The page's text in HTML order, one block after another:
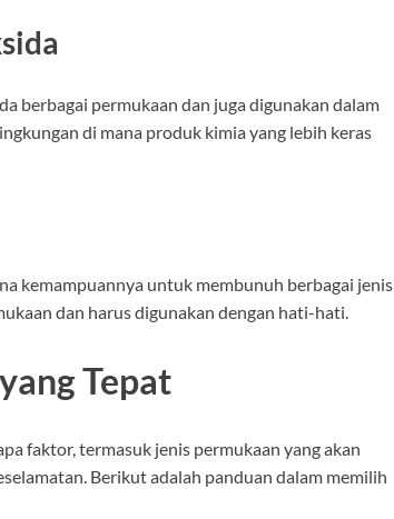
berbagai permukaan dan juga digunakan dalam
di mana produk kimia yang lebih keras
kemampuannya untuk membunuh berbagai jenis
dan harus digunakan dengan hati-hati.
Tepat
faktor, termasuk jenis permukaan yang akan
Berikut adalah panduan dalam memilih